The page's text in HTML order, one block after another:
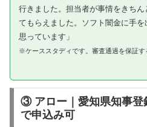
行きました。担当者が事情をきち
てもらえました。ソフト闇金に手
思っています」
※ケーススタディです。審査通過を保証す
③ アロー｜愛知県知事登
で申込み可